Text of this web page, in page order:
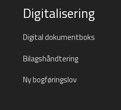
Digitalisering
Digital dokumentboks
Bilagshåndtering
Ny bogføringslov